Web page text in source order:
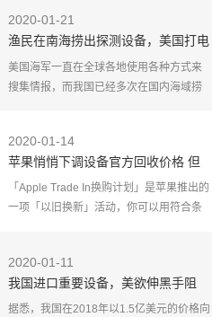
开展隐患排查。先
2020-01-21
渔民在南海捞出探测设备，美国打电
话：这是我们的请归还
美国海军一直在全球各地使用各种方式来
搜集情报，而我国已经多次在国内海域捞
在捕鱼时捞起了一
2020-01-14
苹果悄悄下调设备官方回收价格 但
影响似乎并不大
「Apple Trade In换购计划」是苹果推出的
一项「以旧换新」活动，你可以用符合条
置及制造年份来
2020-01-11
我国进口重要设备，美欲伸黑手阻
止，出口国恐两面不讨好
据悉，我国在2018年以1.5亿美元的价格向